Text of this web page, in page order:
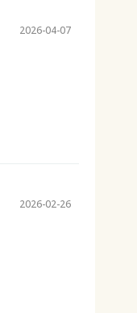
2026-04-07
2026-02-26